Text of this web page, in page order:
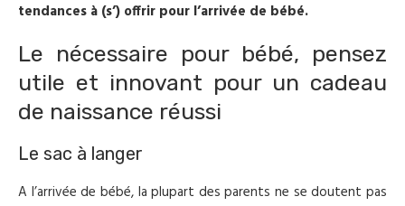
tendances à (s’) offrir pour l’arrivée de bébé.
Le nécessaire pour bébé, pensez
utile et innovant pour un cadeau
de naissance réussi
Le sac à langer
A l’arrivée de bébé, la plupart des parents ne se doutent pas